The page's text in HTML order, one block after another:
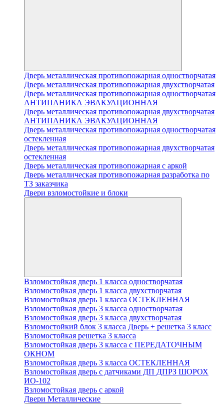
Дверь металлическая противопожарная одностворчатая
Дверь металлическая противопожарная двухстворчатая
Дверь металлическая противопожарная одностворчатая
АНТИПАНИКА ЭВАКУАЦИОННАЯ
Дверь металлическая противопожарная двухстворчатая
АНТИПАНИКА ЭВАКУАЦИОННАЯ
Дверь металлическая противопожарная одностворчатая
остекленная
Дверь металлическая противопожарная двухстворчатая
остекленная
Дверь металлическая противопожарная с аркой
Дверь металлическая противопожарная разработка по
ТЗ заказчика
Двери взломостойкие и блоки
Взломостойкая дверь 1 класса одностворчатая
Взломостойкая дверь 1 класса двухстворчатая
Взломостойкая дверь 1 класса ОСТЕКЛЕННАЯ
Взломостойкая дверь 3 класса одностворчатая
Взломостойкая дверь 3 класса двухстворчатая
Взломостойкий блок 3 класса Дверь + решетка 3 класс
Взломостойкая решетка 3 класса
Взломостойкая дверь 3 класса с ПЕРЕДАТОЧНЫМ
ОКНОМ
Взломостойкая дверь 3 класса ОСТЕКЛЕННАЯ
Взломостойкая дверь с датчиками ДП ДПРЗ ШОРОХ
ИО-102
Взломостойкая дверь с аркой
Двери Металлические